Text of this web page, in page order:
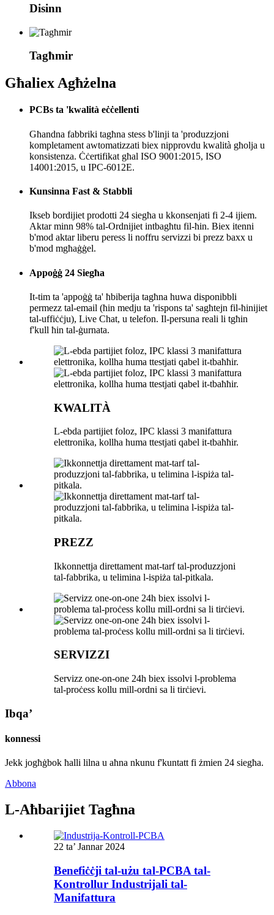
Disinn
Tagħmir
Għaliex Agħżelna
PCBs ta 'kwalità eċċellenti
Għandna fabbriki tagħna stess b'linji ta 'produzzjoni
kompletament awtomatizzati biex nipprovdu kwalità għolja u
konsistenza. Ċċertifikat għal ISO 9001:2015, ISO
14001:2015, u IPC-6012E.
Kunsinna Fast & Stabbli
Ikseb bordijiet prodotti 24 siegħa u kkonsenjati fi 2-4 ijiem.
Aktar minn 98% tal-Ordnijiet intbagħtu fil-ħin. Biex itenni
b'mod aktar liberu peress li noffru servizzi bi prezz baxx u
b'mod mgħaġġel.
Appoġġ 24 Siegħa
It-tim ta 'appoġġ ta' ħbiberija tagħna huwa disponibbli
permezz tal-email (ħin medju ta 'rispons ta' sagħtejn fil-ħinijiet
tal-uffiċċju), Live Chat, u telefon. Il-persuna reali li tgħin
f'kull ħin tal-ġurnata.
KWALITÀ
L-ebda partijiet foloz, IPC klassi 3 manifattura
elettronika, kollha huma ttestjati qabel it-tbaħħir.
PREZZ
Ikkonnettja direttament mat-tarf tal-produzzjoni
tal-fabbrika, u telimina l-ispiża tal-pitkala.
SERVIZZI
Servizz one-on-one 24h biex issolvi l-problema
tal-proċess kollu mill-ordni sa li tirċievi.
Ibqa’
konnessi
Jekk jogħġbok ħalli lilna u aħna nkunu f'kuntatt fi żmien 24 siegħa.
Abbona
L-Aħbarijiet Tagħna
22 ta’ Jannar 2024
Benefiċċji tal-użu tal-PCBA tal-
Kontrollur Industrijali tal-
Manifattura